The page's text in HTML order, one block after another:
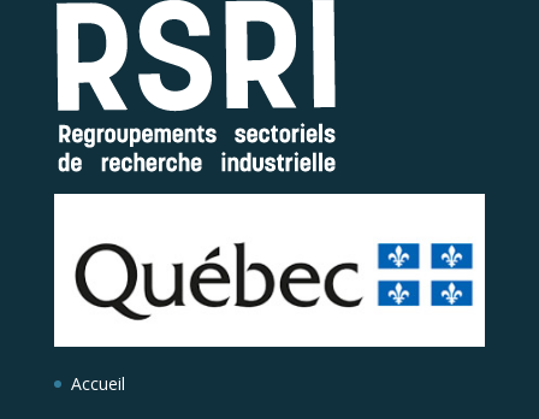
Accueil